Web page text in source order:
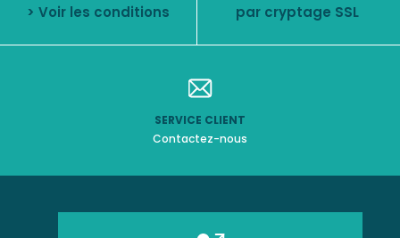
> Voir les conditions par cryptage SSL
SERVICE CLIENT
Contactez-nous